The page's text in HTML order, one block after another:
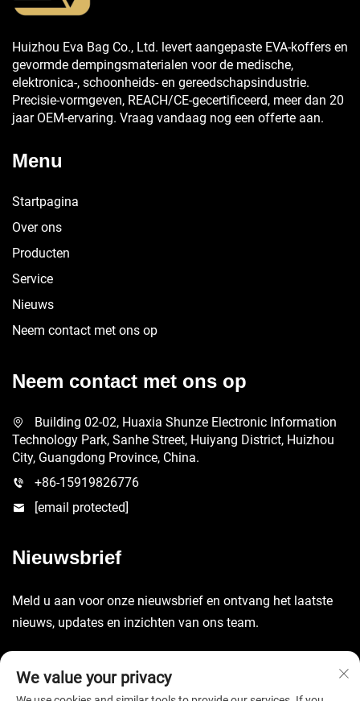
Huizhou Eva Bag Co., Ltd. levert aangepaste EVA-koffers en
gevormde dempingsmaterialen voor de medische,
elektronica-, schoonheids- en gereedschapsindustrie.
Precisie-vormgeven, REACH/CE-gecertificeerd, meer dan 20
jaar OEM-ervaring. Vraag vandaag nog een offerte aan.
Menu
Startpagina
Over ons
Producten
Service
Nieuws
Neem contact met ons op
Neem contact met ons op
Building 02-02, Huaxia Shunze Electronic Information
Technology Park, Sanhe Street, Huiyang District, Huizhou
City, Guangdong Province, China.
+86-15919826776
[email protected]
Nieuwsbrief
Meld u aan voor onze nieuwsbrief en ontvang het laatste
nieuws, updates en inzichten van ons team.
We value your privacy